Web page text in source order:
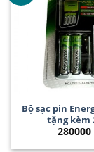
Bộ sạc pin
tặng kèm
280000